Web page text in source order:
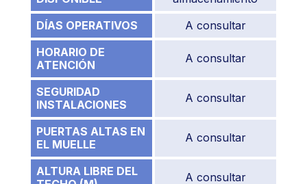
DÍAS OPERATIVOS
A consultar
HORARIO DE
ATENCIÓN
A consultar
SEGURIDAD
INSTALACIONES
A consultar
PUERTAS ALTAS EN
EL MUELLE
A consultar
ALTURA LIBRE DEL
A consultar